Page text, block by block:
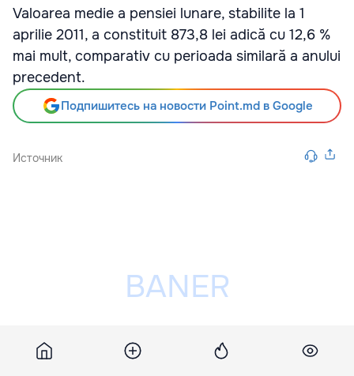
Valoarea medie a pensiei lunare, stabilite la 1
aprilie 2011, a constituit 873,8 lei adică cu 12,6 %
mai mult, comparativ cu perioada similară a anului
precedent.
Подпишитесь на новости Point.md в Google
Источник